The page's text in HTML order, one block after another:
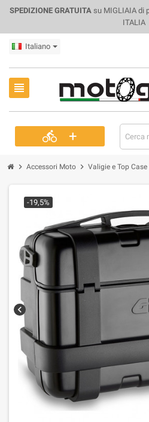
SPEDIZIONE GRATUITA su MIGLIAIA di
ITALIA
Italiano
view_headline
directions_bike +
chevron_right Accessori Moto chevron_right Valigie e Top Case
chevron_left
-19,5%